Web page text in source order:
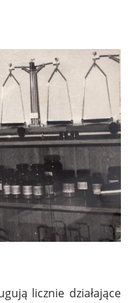
licznie działające